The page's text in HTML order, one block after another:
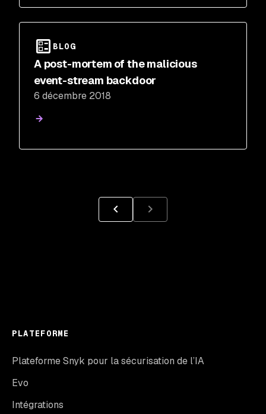
BLOG
A post-mortem of the malicious
event-stream backdoor
6 décembre 2018
PLATEFORME
Plateforme Snyk pour la sécurisation de l’IA
Evo
Intégrations